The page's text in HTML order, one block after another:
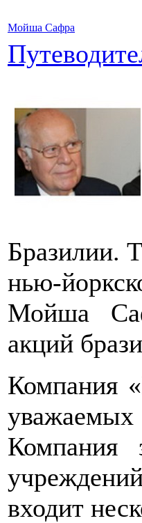
Мойша Сафра
Бразилии.
нью-
Мойша
акций
Компания
уважаемых
Компания
входит